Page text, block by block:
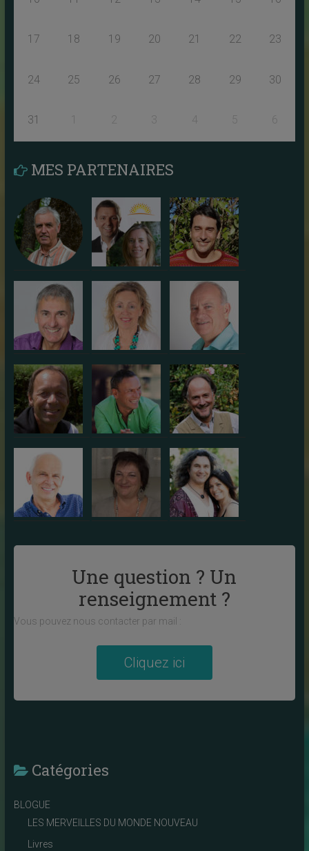
17 18 19 20 21 22 23
24 25 26 27 28 29 30
31 1 2 3 4 5 6
MES PARTENAIRES
Une question ? Un
renseignement ?
Vous pouvez nous contacter par mail :
Cliquez ici
Catégories
BLOGUE
LES MERVEILLES DU MONDE NOUVEAU
Livres